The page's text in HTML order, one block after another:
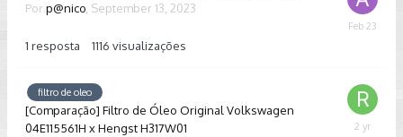
Por p@nico September 13, 2023
1 resposta 1116 visualizações
February
filtro de oleo
[Comparação] Filtro de Óleo Original Volkswagen
04E115561H x Hengst H317W01